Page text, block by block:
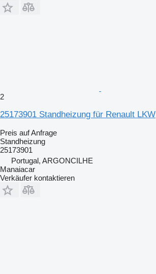
2
25173901 Standheizung für Renault LKW
Preis auf Anfrage
Standheizung
25173901
Portugal, ARGONCILHE
Manaiacar
Verkäufer kontaktieren